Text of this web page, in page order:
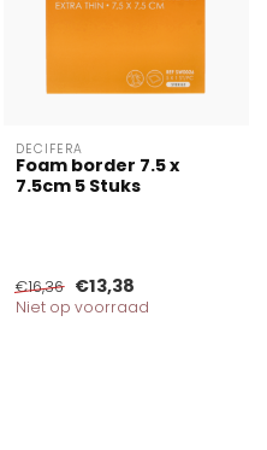
DECIFERA
Foam border 7.5 x
7.5cm 5 Stuks
€16,36 €13,38
Niet op voorraad